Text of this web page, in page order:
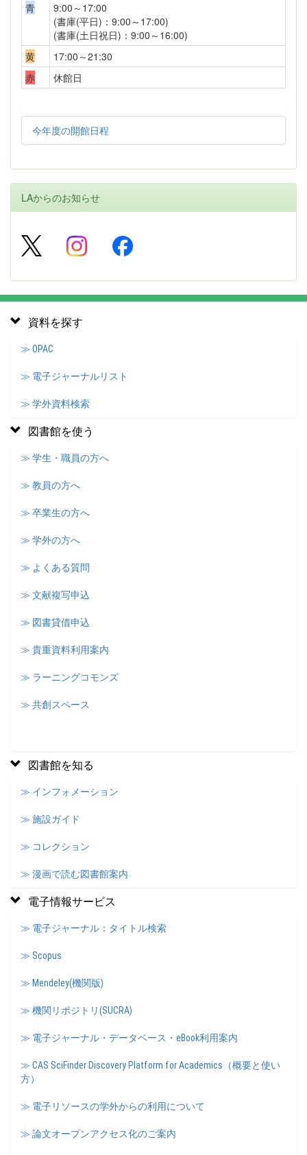
青
9:00～17:00
(書庫(平日)：9:00～17:00)
(書庫(土日祝日)：9:00～16:00)
黄
17:00～21:30
赤
休館日
今年度の開館日程
LAからのお知らせ
資料を探す
≫ OPAC
≫ 電子ジャーナルリスト
≫ 学外資料検索
図書館を使う
≫ 学生・職員の方へ
≫ 教員の方へ
≫ 卒業生の方へ
≫ 学外の方へ
≫ よくある質問
≫ 文献複写申込
≫ 図書貸借申込
≫ 貴重資料利用案内
≫ ラーニングコモンズ
≫ 共創スペース
図書館を知る
≫ インフォメーション
≫ 施設ガイド
≫ コレクション
≫ 漫画で読む図書館案内
電子情報サービス
≫ 電子ジャーナル：タイトル検索
≫ Scopus
≫ Mendeley(機関版)
≫ 機関リポジトリ(SUCRA)
≫ 電子ジャーナル・データベース・eBook利用案内
≫ CAS SciFinder Discovery Platform for Academics（概要と使い
方）
≫ 電子リソースの学外からの利用について
≫ 論文オープンアクセス化のご案内